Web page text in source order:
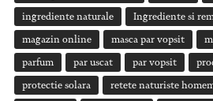
ingrediente naturale Ingrediente si
magazin online masca par vopsit
parfum par uscat par vopsit
protectie solara retete naturiste